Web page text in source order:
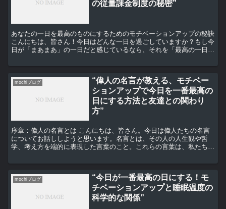
の従量課金制度の秘密”
あなたの一日を最高のものにするためのモチベーションアップの秘訣
こんにちは、皆さん！今日はどんな一日を過ごしていますか？もし今
日が「まあまあ」の一日だと感じているなら、それを「最高の一日」
mochiブログ
“偉人の名言が教える、モチベー
ションアップで今日を一番最高の
日にする方法と友達との関わり
方”
序章：偉人の名言とは こんにちは、皆さん。今日は偉人たちの名言
についてお話ししようと思います。名言とは、その人の人生観や哲
学、考え方を端的に表現した言葉のこと。これらの言葉は、私たちが
mochiブログ
“今日が一番最高の日にする！モ
チベーションアップと睡眠温度の
科学的な関係”